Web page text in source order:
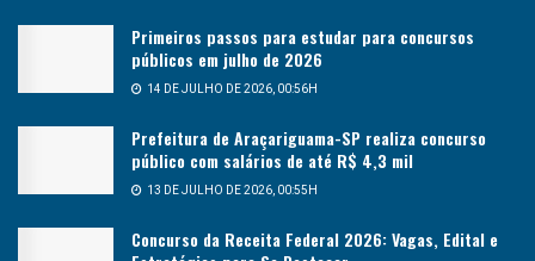
Primeiros passos para estudar para concursos
públicos em julho de 2026
14 DE JULHO DE 2026, 00:56H
Prefeitura de Araçariguama-SP realiza concurso
público com salários de até R$ 4,3 mil
13 DE JULHO DE 2026, 00:55H
Concurso da Receita Federal 2026: Vagas, Edital e